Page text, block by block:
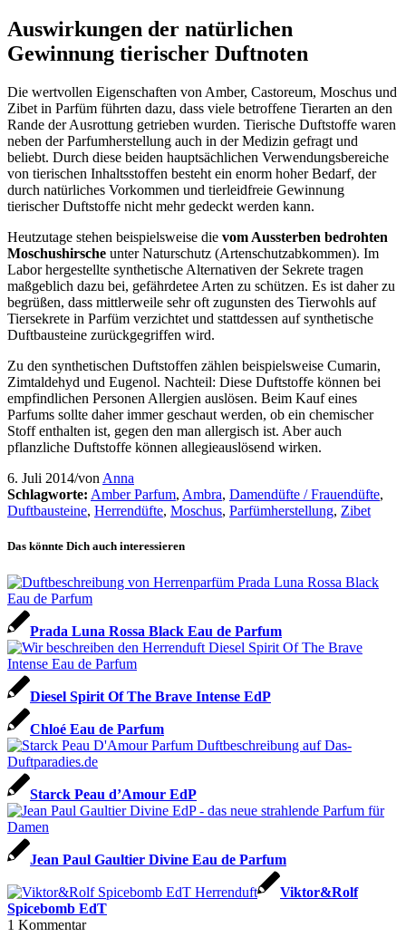
Auswirkungen der natürlichen
Gewinnung tierischer Duftnoten
Die wertvollen Eigenschaften von Amber, Castoreum, Moschus und
Zibet in Parfüm führten dazu, dass viele betroffene Tierarten an den
Rande der Ausrottung getrieben wurden. Tierische Duftstoffe waren
neben der Parfumherstellung auch in der Medizin gefragt und
beliebt. Durch diese beiden hauptsächlichen Verwendungsbereiche
von tierischen Inhaltsstoffen besteht ein enorm hoher Bedarf, der
durch natürliches Vorkommen und tierleidfreie Gewinnung
tierischer Duftstoffe nicht mehr gedeckt werden kann.
Heutzutage stehen beispielsweise die vom Aussterben bedrohten
Moschushirsche unter Naturschutz (Artenschutzabkommen). Im
Labor hergestellte synthetische Alternativen der Sekrete tragen
maßgeblich dazu bei, gefährdetee Arten zu schützen. Es ist daher zu
begrüßen, dass mittlerweile sehr oft zugunsten des Tierwohls auf
Tiersekrete in Parfüm verzichtet und stattdessen auf synthetische
Duftbausteine zurückgegriffen wird.
Zu den synthetischen Duftstoffen zählen beispielsweise Cumarin,
Zimtaldehyd und Eugenol. Nachteil: Diese Duftstoffe können bei
empfindlichen Personen Allergien auslösen. Beim Kauf eines
Parfums sollte daher immer geschaut werden, ob ein chemischer
Stoff enthalten ist, gegen den man allergisch ist. Aber auch
pflanzliche Duftstoffe können allegieauslösend wirken.
6. Juli 2014/von Anna
Schlagworte: Amber Parfum, Ambra, Damendüfte / Frauendüfte,
Duftbausteine, Herrendüfte, Moschus, Parfümherstellung, Zibet
Das könnte Dich auch interessieren
Prada Luna Rossa Black Eau de Parfum
Diesel Spirit Of The Brave Intense EdP
Chloé Eau de Parfum
Starck Peau d’Amour EdP
Jean Paul Gaultier Divine Eau de Parfum
Viktor&Rolf
Spicebomb EdT
1 Kommentar